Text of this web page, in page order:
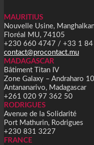
MAURITIUS
Nouvelle Usine,
Floréal MU, 74105
+230 660 4747 / +33 1
contact@procontact.mu
MADAGASCAR
Bâtiment Titan IV
Zone Galaxy – Andraharo
Antananarivo, Madagascar
+261 020 97 362 50
RODRIGUES
Avenue de la Solidarité
Port Mathurin, Rodrigues
+230 831 3227
FRANCE